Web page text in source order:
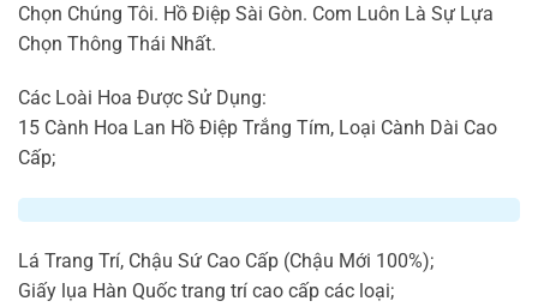
Chọn Chúng Tôi. Hồ Điệp Sài Gòn. Com Luôn Là Sự Lựa
Chọn Thông Thái Nhất.
Các Loài Hoa Được Sử Dụng:
15 Cành Hoa Lan Hồ Điệp Trắng Tím, Loại Cành Dài Cao
Cấp;
Lá Trang Trí, Chậu Sứ Cao Cấp (Chậu Mới 100%);
Giấy lụa Hàn Quốc trang trí cao cấp các loại;